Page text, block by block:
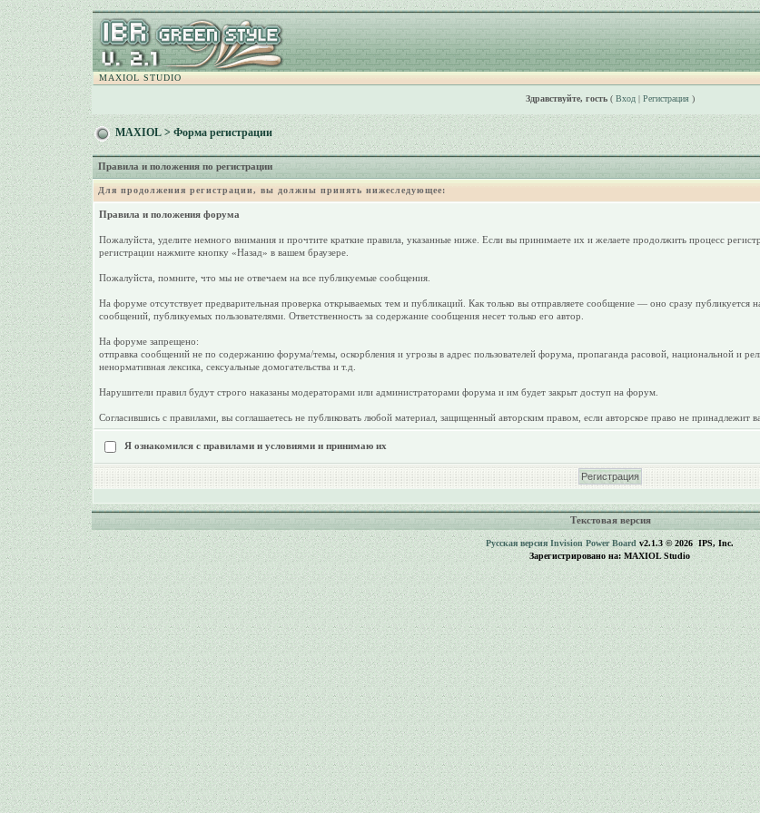
MAXIOL STUDIO
Здравствуйте, гость( Вход| Регистрация)
MAXIOL> Форма регистрации
Правила и положения по регистрации
Для продолжения регистрации, вы должны принять нижеследующее:
Правила и положения форума
Пожалуйста, уделите немного внимания и прочтите краткие правила, указанные ниже. Если вы принимаете их и желаете продолжить процесс
регистрации нажмите кнопку «Назад» в вашем браузере.
Пожалуйста, помните, что мы не отвечаем на все публикуемые сообщения.
На форуме отсутствует предварительная проверка открываемых тем и публикаций. Как только вы отправляете сообщение — оно сразу
сообщений, публикуемых пользователями. Ответственность за содержание сообщения несет только его автор.
На форуме запрещено:
отправка сообщений не по содержанию форума/темы, оскорбления и угрозы в адрес пользователей форума, пропаганда расовой, национальной и
ненормативная лексика, сексуальные домогательства и т.д.
Нарушители правил будут строго наказаны модераторами или администраторами форума и им будет закрыт доступ на форум.
Согласившись с правилами, вы соглашаетесь не публиковать любой материал, защищенный авторским правом, если авторское право не принадлежит
Я ознакомился с правилами и условиями и принимаю их
Текстовая версия
Русская версия Invision Power Boardv2.1.3 © 2026 IPS, Inc.
Зарегистрировано на: MAXIOL Studio